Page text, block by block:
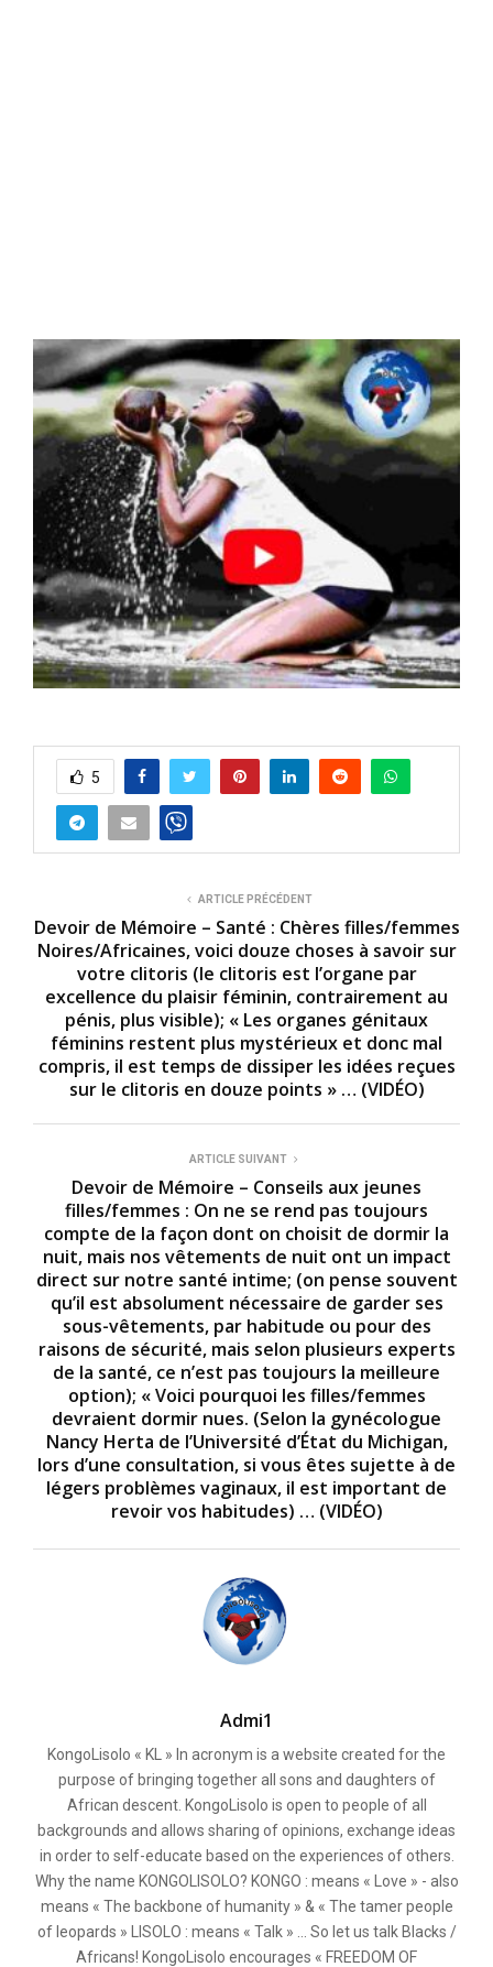
5
ARTICLE PRÉCÉDENT
Devoir de Mémoire – Santé : Chères filles/femmes
Noires/Africaines, voici douze choses à savoir sur
votre clitoris (le clitoris est l’organe par
excellence du plaisir féminin, contrairement au
pénis, plus visible); « Les organes génitaux
féminins restent plus mystérieux et donc mal
compris, il est temps de dissiper les idées reçues
sur le clitoris en douze points » … (VIDÉO)
ARTICLE SUIVANT
Devoir de Mémoire – Conseils aux jeunes
filles/femmes : On ne se rend pas toujours
compte de la façon dont on choisit de dormir la
nuit, mais nos vêtements de nuit ont un impact
direct sur notre santé intime; (on pense souvent
qu’il est absolument nécessaire de garder ses
sous-vêtements, par habitude ou pour des
raisons de sécurité, mais selon plusieurs experts
de la santé, ce n’est pas toujours la meilleure
option); « Voici pourquoi les filles/femmes
devraient dormir nues. (Selon la gynécologue
Nancy Herta de l’Université d’État du Michigan,
lors d’une consultation, si vous êtes sujette à de
légers problèmes vaginaux, il est important de
revoir vos habitudes) … (VIDÉO)
Admi1
KongoLisolo « KL » In acronym is a website created for the
purpose of bringing together all sons and daughters of
African descent. KongoLisolo is open to people of all
backgrounds and allows sharing of opinions, exchange ideas
in order to self-educate based on the experiences of others.
Why the name KONGOLISOLO? KONGO : means « Love » - also
means « The backbone of humanity » & « The tamer people
of leopards » LISOLO : means « Talk » ... So let us talk Blacks /
Africans! KongoLisolo encourages « FREEDOM OF